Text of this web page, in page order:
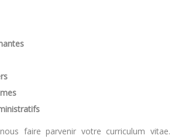
faire parvenir votre curriculum vitae.